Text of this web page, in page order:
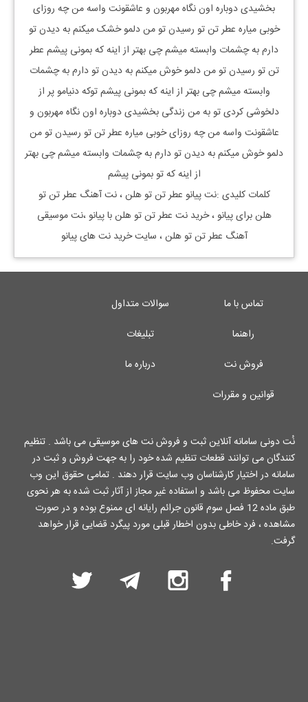
بخشیدی دوباره اون نگاه مهربون و عاشقونت واسه من چه روزای
خوبی میاره عطر تن تو رسیدن تو من دلمو خشک میکنم به دیدن تو
دارم به چشمات وابسته میشم چی بهتر از اینه که بمونی پیشم عطر
تن تو رسیدن تو من دلمو خوش میکنم به دیدن تو دارم به چشمات
وابسته میشم چی بهتر از اینه که بمونی پیشم توکه دنیامو پر از
دلخوشی کردی تو به من زندگی بخشیدی دوباره اون نگاه مهربون و
عاشقونت واسه من چه روزای خوبی میاره عطر تن تو رسیدن تو من
دلمو خوش میکنم به دیدن تو دارم به چشمات وابسته میشم چی بهتر
از اینه که تو بمونی پیشم
کلمات کلیدی :نت پیانو عطر تن تو هلن، نت آهنگ عطر تن تو
هلنبرای پیانو ، خرید نت عطر تن تو هلنبا پیانو ،نت موسیقی
آهنگ عطر تن تو هلن، سایت خرید نت های پیانو
تماس با ما
سوالات متداول
راهنما
تبلیغات
فروش نت
درباره ما
قوانین و مقررات
نُت دونی سامانه آنلاین ثبت و فروش نت های موسیقی می باشد . تنظیم
کنندگان می توانند قطعات تنظیم شده خود را به جهت فروش و ثبت در
سامانه در اختیار کارشناسان وب سایت قرار دهند . تمامی حقوق این وب
سایت محفوظ می باشد و استفاده غیر مجاز از آثار ثبت شده به هر نحوی
طبق ماده 12 فصل سوم قانون جرائم رایانه ای ممنوع بوده و در صورت
مشاهده ، فرد خاطی بدون اخطار قبلی مورد پیگرد قضایی قرار خواهد
گرفت.